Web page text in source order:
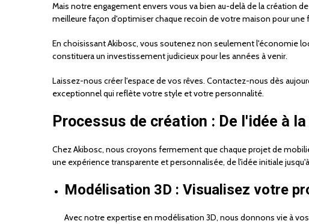
Mais notre engagement envers vous va bien au-delà de la création
meilleure façon d'optimiser chaque recoin de votre maison pour
En choisissant Akibosc, vous soutenez non seulement l'économie
constituera un investissement judicieux pour les années à venir.
Laissez-nous créer l'espace de vos rêves. Contactez-nous dès
exceptionnel qui reflète votre style et votre personnalité.
Processus de création : De l'idée à
Chez Akibosc, nous croyons fermement que chaque projet de
une expérience transparente et personnalisée, de l'idée initiale
Modélisation 3D : Visualisez votre
Avec notre expertise en modélisation 3D, nous donnons vie à